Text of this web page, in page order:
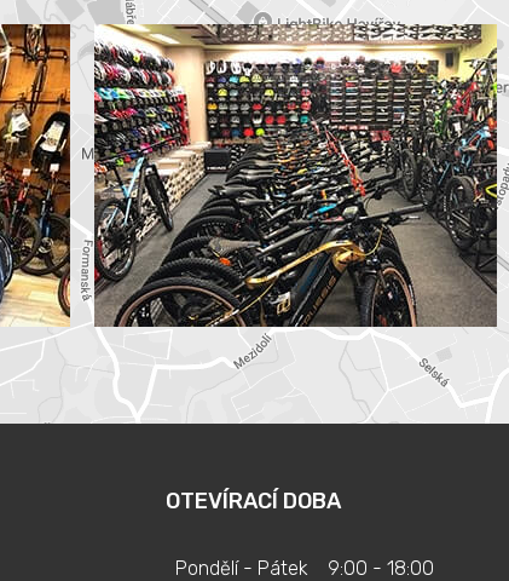
OTEVÍRACÍ DOBA
Pondělí - Pátek
9:00 - 18:00